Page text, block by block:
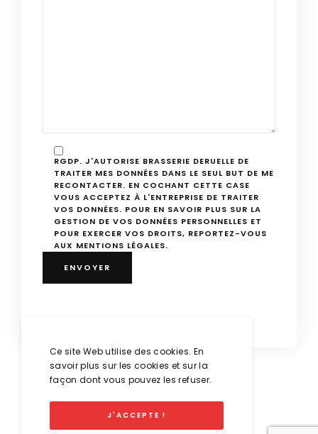
RGDP. J'AUTORISE BRASSERIE DERUELLE DE
TRAITER MES DONNÉES DANS LE SEUL BUT DE ME
RECONTACTER. EN COCHANT CETTE CASE
VOUS ACCEPTEZ À L'ENTREPRISE DE TRAITER
VOS DONNÉES. POUR EN SAVOIR PLUS SUR LA
GESTION DE VOS DONNÉES PERSONNELLES ET
POUR EXERCER VOS DROITS, REPORTEZ-VOUS
AUX MENTIONS LÉGALES.
BRASSERIE DERUELLE
35 Boulevard Eugène Deruelle
69003 LYON
Ce site Web utilise des cookies. En
savoir plus sur les cookies et sur la
façon dont vous pouvez les refuser.
J'ACCEPTE !